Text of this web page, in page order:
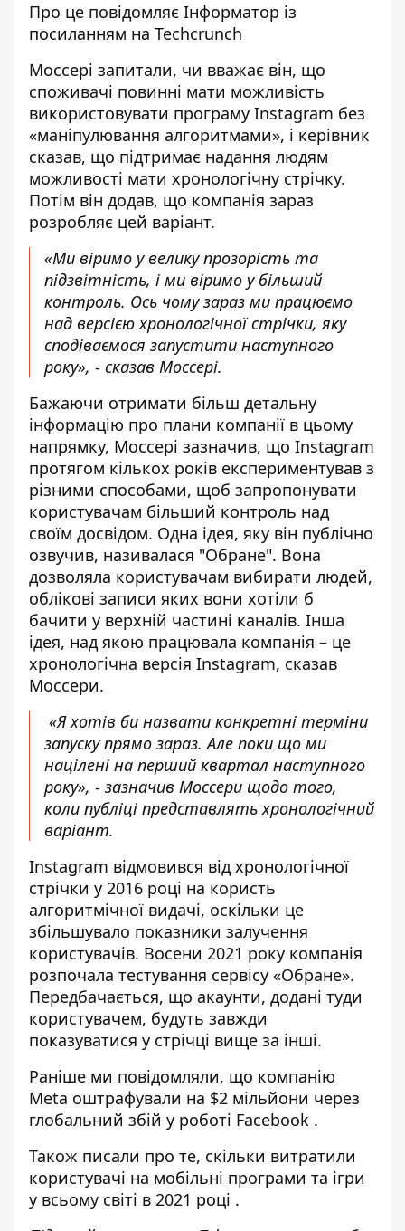
Про це повідомляє Інформатор із
посиланням на Techcrunch
Моссері запитали, чи вважає він, що
споживачі повинні мати можливість
використовувати програму Instagram без
«маніпулювання алгоритмами», і керівник
сказав, що підтримає надання людям
можливості мати хронологічну стрічку.
Потім він додав, що компанія зараз
розробляє цей варіант.
«Ми віримо у велику прозорість та
підзвітність, і ми віримо у більший
контроль. Ось чому зараз ми працюємо
над версією хронологічної стрічки, яку
сподіваємося запустити наступного
року», - сказав Моссері.
Бажаючи отримати більш детальну
інформацію про плани компанії в цьому
напрямку, Моссері зазначив, що Instagram
протягом кількох років експериментував з
різними способами, щоб запропонувати
користувачам більший контроль над
своїм досвідом. Одна ідея, яку він публічно
озвучив, називалася "Обране". Вона
дозволяла користувачам вибирати людей,
облікові записи яких вони хотіли б
бачити у верхній частині каналів. Інша
ідея, над якою працювала компанія – це
хронологічна версія Instagram, сказав
Моссери.
«Я хотів би назвати конкретні терміни
запуску прямо зараз. Але поки що ми
націлені на перший квартал наступного
року», - зазначив Моссери щодо того,
коли публіці представлять хронологічний
варіант.
Instagram відмовився від хронологічної
стрічки у 2016 році на користь
алгоритмічної видачі, оскільки це
збільшувало показники залучення
користувачів. Восени 2021 року компанія
розпочала тестування сервісу «Обране».
Передбачається, що акаунти, додані туди
користувачем, будуть завжди
показуватися у стрічці вище за інші.
Раніше ми повідомляли, що компанію
Meta оштрафували на $2 мільйони через
глобальний збій у роботі Facebook .
Також писали про те, скільки витратили
користувачі на мобільні програми та ігри
у всьому світі в 2021 році .